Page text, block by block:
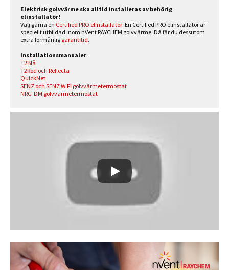
Elektrisk golvvärme ska alltid installeras av behörig
elinstallatör!
Välj gärna en Certified PRO elinstallatör. En Certified PRO elinstallatör är
speciellt utbildad inom nVent RAYCHEM golvvärme. Då får du dessutom
extra förmånlig garantitid.
Installationsmanualer
T2Blå
T2Röd och Reflecta
QuickNet
SENZ och SENZ WIFI golvvärmetermostat
NRG-DM golvvärmetermostat